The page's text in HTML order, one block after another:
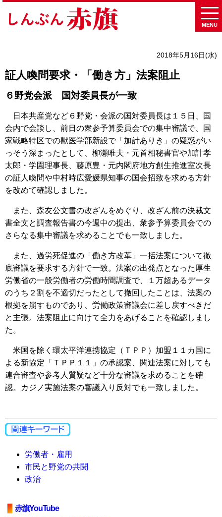
MENU
2018年5月16日(水)
証人喚問要求・「働き方」法案阻止
６野党会派 国対委員長が一致
日本共産党など６野党・会派の国対委員長は１５日、国
会内で会談し、前日の衆参予算委員会での集中審議で、国
家戦略特区での獣医学部新設で「加計ありき」の疑惑がい
っそう深まったとして、柳瀬唯夫・元首相秘書官や加計孝
太郎・学園理事長、藤原豊・元内閣府地方創生推進室次長
の証人喚問や中村時広愛媛県知事の国会招致を求める方針
を改めて確認しました。
また、森友公文書の改ざんをめぐり、改ざん前の決裁文
書全文と調査報告書の今週中の提出、衆参予算委員会での
さらなる集中審議を求めることでも一致しました。
また、過労死促進の「働き方改革」一括法案について徹
底審議を要求する方針で一致。法案の出発点となった厚生
労働省の一般労働者の労働時間調査で、１万超あるデータ
のうち２割を不適切だったとして撤回したことは、法案の
根拠を崩すものであり、労働政策審議会に差し戻すべきだ
と主張。法案阻止に向けて全力をあげることを確認しまし
た。
米国を除く環太平洋連携協定（ＴＰＰ）加盟１１カ国に
よる新協定「ＴＰＰ１１」の承認案、関連法案に対しても
連合審査や参考人質疑など十分な審議を求めることを確
認。カジノ実施法案の審議入り反対でも一致しました。
労働者・雇用
市民と野党の共闘
政治
赤旗YouTube